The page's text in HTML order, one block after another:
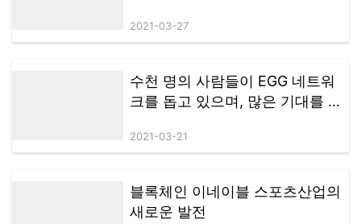
2021-03-27
수천 명의 사람들이 EGG 네트워
크를 돕고 있으며, 많은 기대를 모
Consensus Forum이 하이커 우에
2021-03-21
블록체인 이네이블 스포츠산업의
새로운 발전